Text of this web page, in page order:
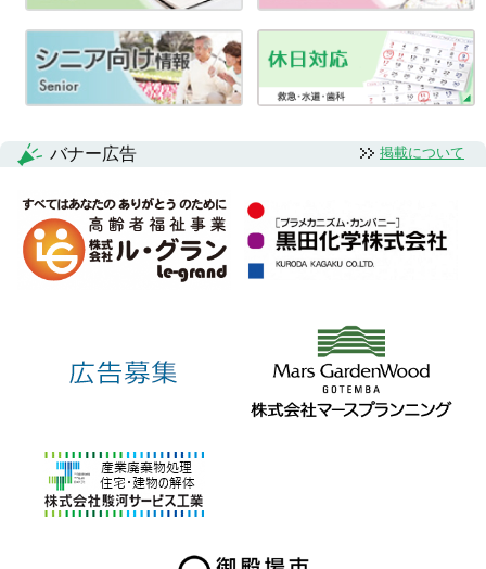
バナー広告 掲載について